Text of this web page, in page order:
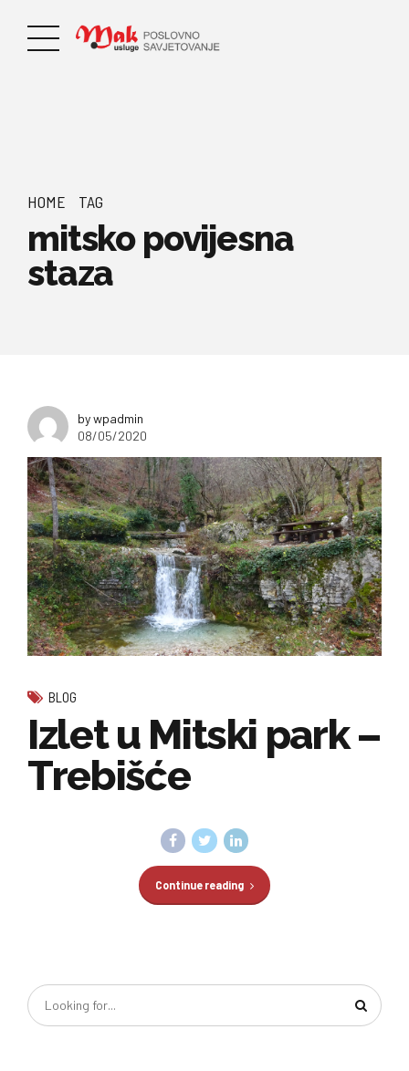
HOME TAG
mitsko povijesna
staza
by wpadmin
08/05/2020
BLOG
Izlet u Mitski park –
Trebišće
Continue reading